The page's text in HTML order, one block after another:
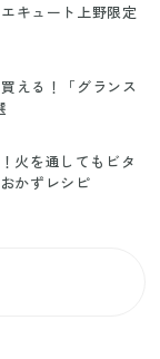
キュート上野限定
える！「グランス
火を通してもビタ
かずレシピ